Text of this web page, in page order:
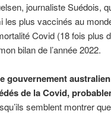
journaliste Suédois,
plus vaccinés au
Covid (18 fois plus
bilan de l’année 2022.
gouvernement
de la Covid,
semblent montrer